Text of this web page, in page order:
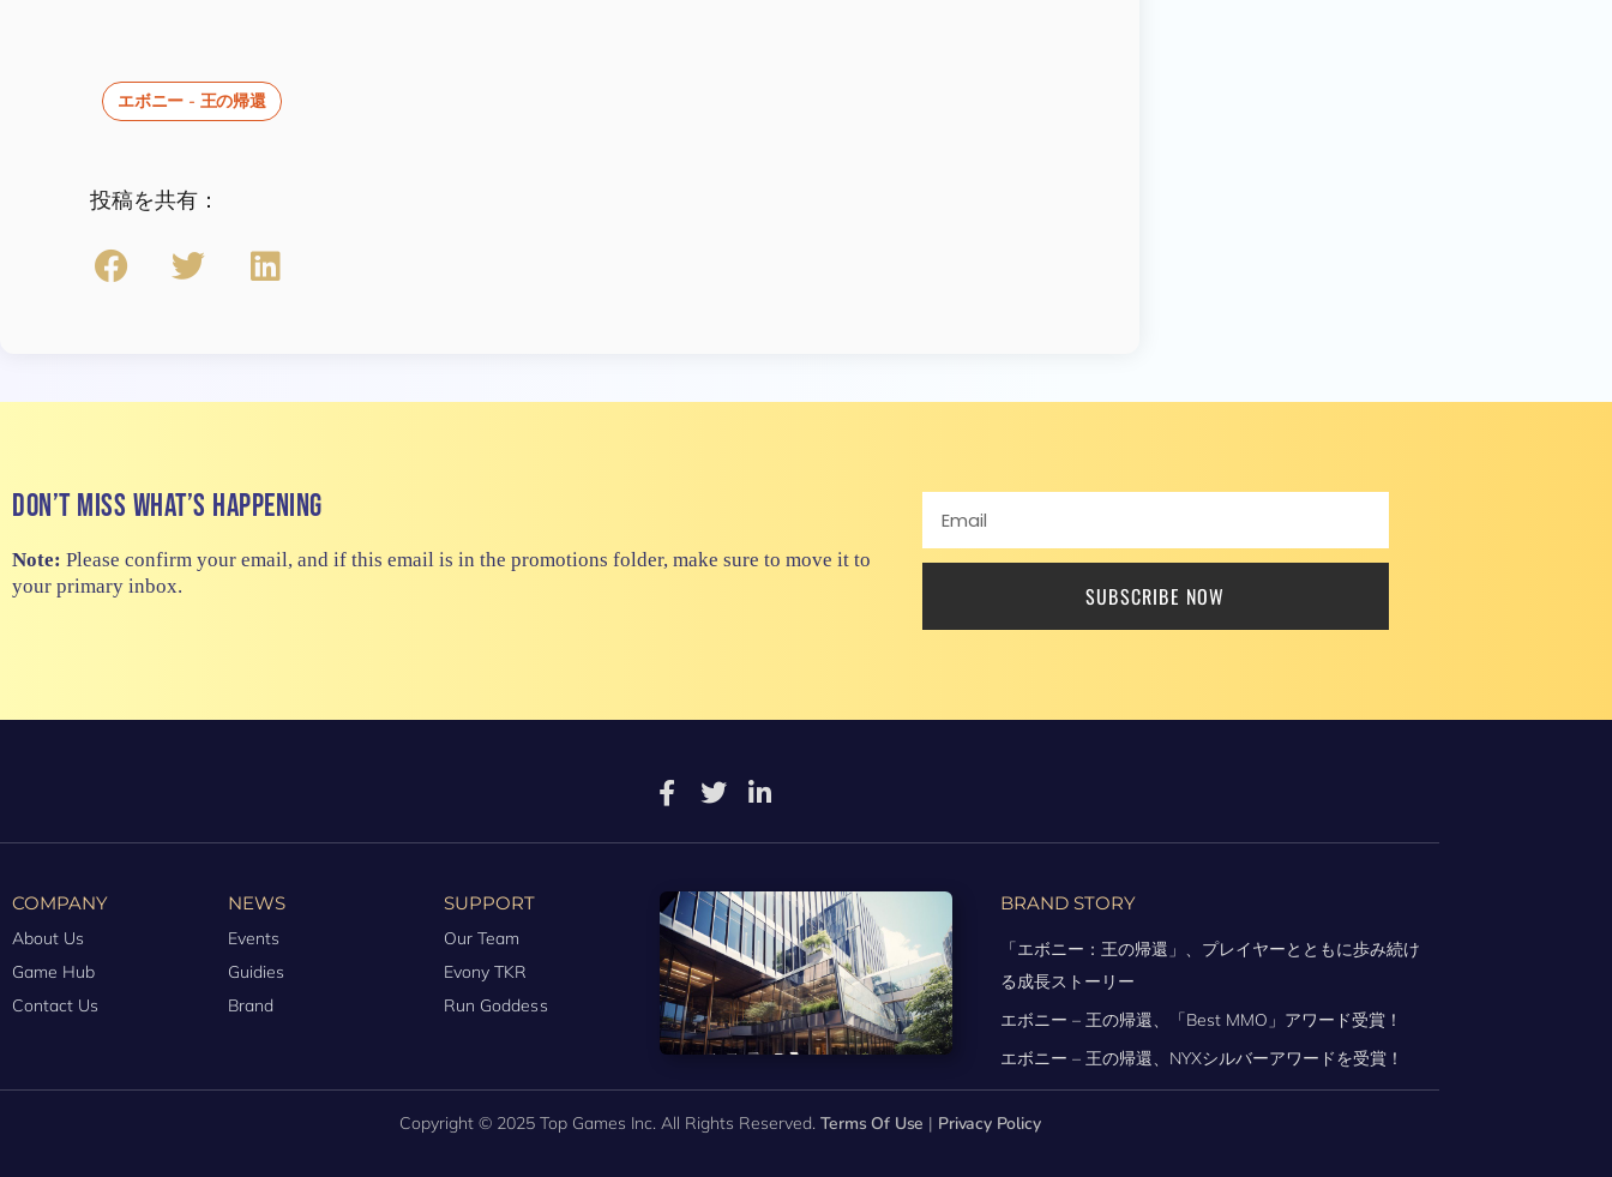
エボニー - 王の帰還
投稿を共有：
Don’t miss what’s happening
Note: Please confirm your email, and if this email is in the promotions folder, make sure to move it to
your primary inbox.
SUBSCRIBE NOW
COMPANY
About Us
Game Hub
Contact Us
NEWS
Events
Guidies
Brand
SUPPORT
Our Team
Evony TKR
Run Goddess
BRAND STORY
「エボニー：王の帰還」、プレイヤーとともに歩み続け
る成長ストーリー
エボニー – 王の帰還、「Best MMO」アワード受賞！
エボニー – 王の帰還、NYXシルバーアワードを受賞！
Copyright © 2025 Top Games Inc. All Rights Reserved. Terms Of Use | Privacy Policy